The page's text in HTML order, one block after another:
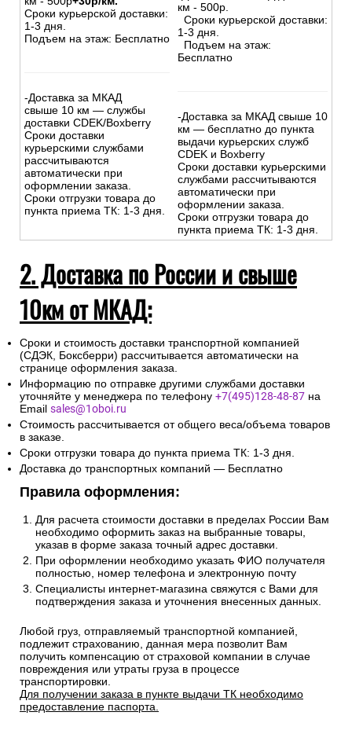
Сроки курьерской доставки:
1-3 дня.
Подъем на этаж: Бесплатно
-Доставка за МКАД
свыше 10 км — службы
доставки CDEK/Boxberry
Сроки доставки
курьерскими службами
рассчитываются
автоматически при
оформлении заказа.
Сроки отгрузки товара до
пункта приема ТК: 1-3 дня.
км - 500р.
Сроки курьерской доставки:
1-3 дня.
Подъем на этаж:
Бесплатно
-Доставка за МКАД свыше 10
км — бесплатно до пункта
выдачи курьерских служб
CDEK и Boxberry
Сроки доставки курьерскими
службами рассчитываются
автоматически при
оформлении заказа.
Сроки отгрузки товара до
пункта приема ТК: 1-3 дня.
2. Доставка по России и свыше
10км от МКАД:
Сроки и стоимость доставки транспортной компанией
(СДЭК, Боксберри) рассчитывается автоматически на
странице оформления заказа.
Информацию по отправке другими службами доставки
уточняйте у менеджера по телефону +7(495)128-48-87 на
Email sales@1oboi.ru
Стоимость рассчитывается от общего веса/объема товаров
в заказе.
Сроки отгрузки товара до пункта приема ТК: 1-3 дня.
Доставка до транспортных компаний — Бесплатно
Правила оформления:
Для расчета стоимости доставки в пределах России Вам
необходимо оформить заказ на выбранные товары,
указав в форме заказа точный адрес доставки.
При оформлении необходимо указать ФИО получателя
полностью, номер телефона и электронную почту
Специалисты интернет-магазина свяжутся с Вами для
подтверждения заказа и уточнения внесенных данных.
Любой груз, отправляемый транспортной компанией,
подлежит страхованию, данная мера позволит Вам
получить компенсацию от страховой компании в случае
повреждения или утраты груза в процессе
транспортировки.
Для получении заказа в пункте выдачи ТК необходимо
предоставление паспорта.